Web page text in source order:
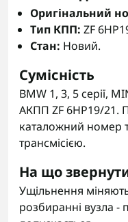
Оригінальний
Тип КПП: ZF
Стан: Новий.
Сумісність
BMW 1, 3, 5 серії,
АКПП ZF 6HP19/21.
каталожний номер
трансмісією.
На що
Ущільнення
розбиранні вузла -